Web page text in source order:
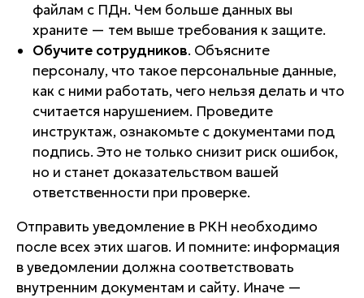
файлам с ПДн. Чем больше данных вы
храните — тем выше требования к защите.
Обучите сотрудников. Объясните
персоналу, что такое персональные данные,
как с ними работать, чего нельзя делать и что
считается нарушением. Проведите
инструктаж, ознакомьте с документами под
подпись. Это не только снизит риск ошибок,
но и станет доказательством вашей
ответственности при проверке.
Отправить уведомление в РКН необходимо
после всех этих шагов. И помните: информация
в уведомлении должна соответствовать
внутренним документам и сайту. Иначе —